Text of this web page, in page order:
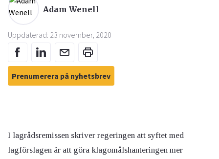
Adam Wenell
Uppdaterad: 23 november, 2020
Prenumerera på nyhetsbrev
I lagrådsremissen skriver regeringen att syftet med
lagförslagen är att göra klagomålshanteringen mer